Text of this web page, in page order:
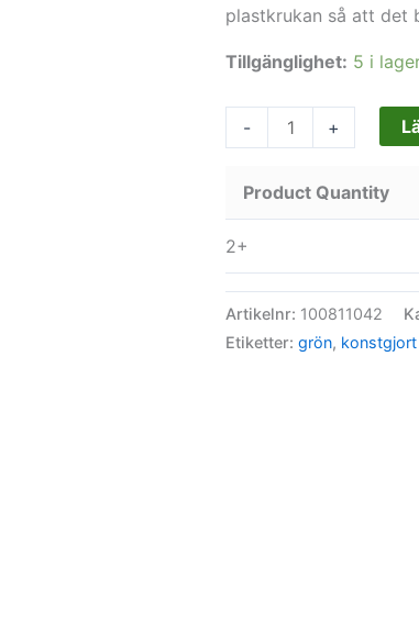
plastkrukan så att det
Tillgänglighet: 5 i
- +
Product Quantity
2+
Artikelnr: 100811042
Etiketter: grön,